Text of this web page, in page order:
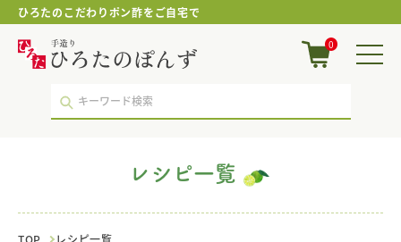
ひろたのこだわりポン酢をご自宅で
に
｜
一
｜
0
レシピ一覧
TOP レシピ一覧